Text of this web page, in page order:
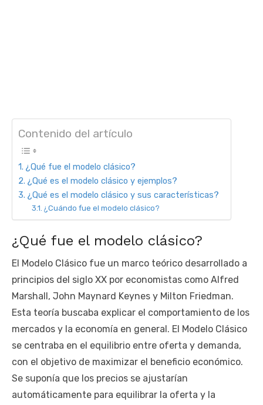
Contenido del artículo
¿Qué fue el modelo clásico?
¿Qué es el modelo clásico y ejemplos?
¿Qué es el modelo clásico y sus características?
¿Cuándo fue el modelo clásico?
¿Qué fue el modelo clásico?
El Modelo Clásico fue un marco teórico desarrollado a
principios del siglo XX por economistas como Alfred
Marshall, John Maynard Keynes y Milton Friedman.
Esta teoría buscaba explicar el comportamiento de los
mercados y la economía en general. El Modelo Clásico
se centraba en el equilibrio entre oferta y demanda,
con el objetivo de maximizar el beneficio económico.
Se suponía que los precios se ajustarían
automáticamente para equilibrar la oferta y la